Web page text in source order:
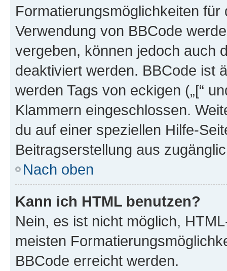
Formatierungsmöglichkeiten
Verwendung von BBCode
vergeben, können jedoch auch
deaktiviert werden. BBCode ist
werden Tags von eckigen („[“
Klammern eingeschlossen.
du auf einer speziellen Hilfe-
Beitragserstellung aus
Nach oben
Kann ich HTML benutzen?
Nein, es ist nicht möglich,
meisten
BBCode erreicht werden.